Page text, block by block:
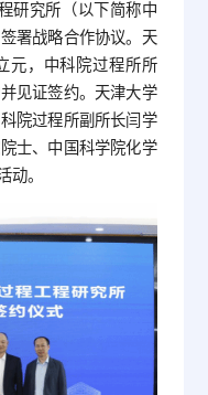
研究所（以下简称中
署战略合作协议。天
元，中科院过程所所
见证签约。天津大学
院过程所副所长闫学
士、中国科学院化学
动。